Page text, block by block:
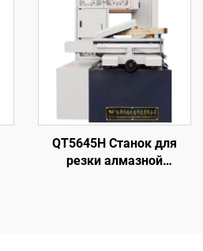
QT5645H Станок для
резки алмазной